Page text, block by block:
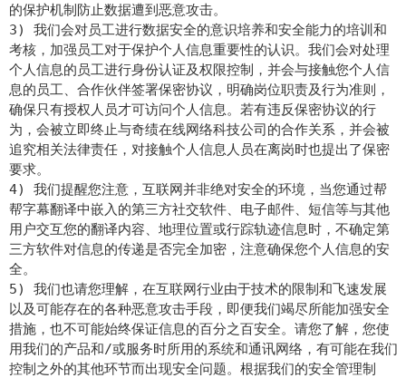
的保护机制防止数据遭到恶意攻击。
3) 我们会对员工进行数据安全的意识培养和安全能力的培训和
考核，加强员工对于保护个人信息重要性的认识。我们会对处理
个人信息的员工进行身份认证及权限控制，并会与接触您个人信
息的员工、合作伙伴签署保密协议，明确岗位职责及行为准则，
确保只有授权人员才可访问个人信息。若有违反保密协议的行
为，会被立即终止与奇绩在线网络科技公司的合作关系，并会被
追究相关法律责任，对接触个人信息人员在离岗时也提出了保密
要求。
4) 我们提醒您注意，互联网并非绝对安全的环境，当您通过帮
帮字幕翻译中嵌入的第三方社交软件、电子邮件、短信等与其他
用户交互您的翻译内容、地理位置或行踪轨迹信息时，不确定第
三方软件对信息的传递是否完全加密，注意确保您个人信息的安
全。
5) 我们也请您理解，在互联网行业由于技术的限制和飞速发展
以及可能存在的各种恶意攻击手段，即便我们竭尽所能加强安全
措施，也不可能始终保证信息的百分之百安全。请您了解，您使
用我们的产品和/或服务时所用的系统和通讯网络，有可能在我们
控制之外的其他环节而出现安全问题。根据我们的安全管理制